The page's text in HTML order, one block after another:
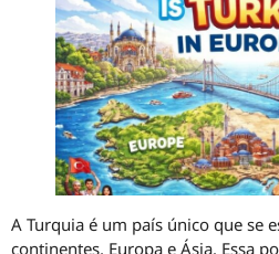
A Turquia é um país único que se
continentes, Europa e Ásia. Essa